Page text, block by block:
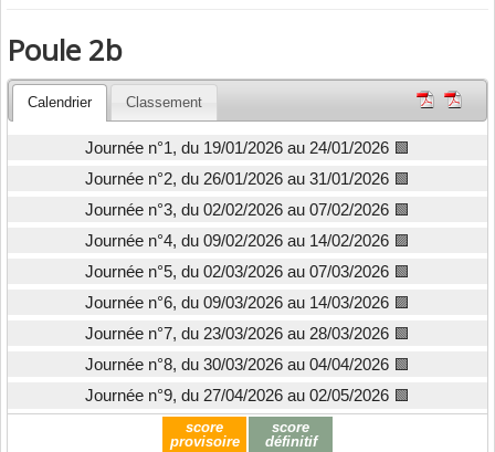
Poule 2b
Calendrier Classement
Journée n°1, du 19/01/2026 au 24/01/2026 🟩
Journée n°2, du 26/01/2026 au 31/01/2026 🟩
Journée n°3, du 02/02/2026 au 07/02/2026 🟩
Journée n°4, du 09/02/2026 au 14/02/2026 🟪
Journée n°5, du 02/03/2026 au 07/03/2026 🟩
Journée n°6, du 09/03/2026 au 14/03/2026 🟪
Journée n°7, du 23/03/2026 au 28/03/2026 🟩
Journée n°8, du 30/03/2026 au 04/04/2026 🟩
Journée n°9, du 27/04/2026 au 02/05/2026 🟩
score
provisoire
score
définitif